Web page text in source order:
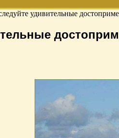
удивительные